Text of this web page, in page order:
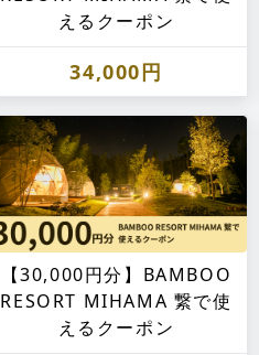
えるクーポン
34,000円
【30,000円分】BAMBOO
RESORT MIHAMA 繋で使
えるクーポン